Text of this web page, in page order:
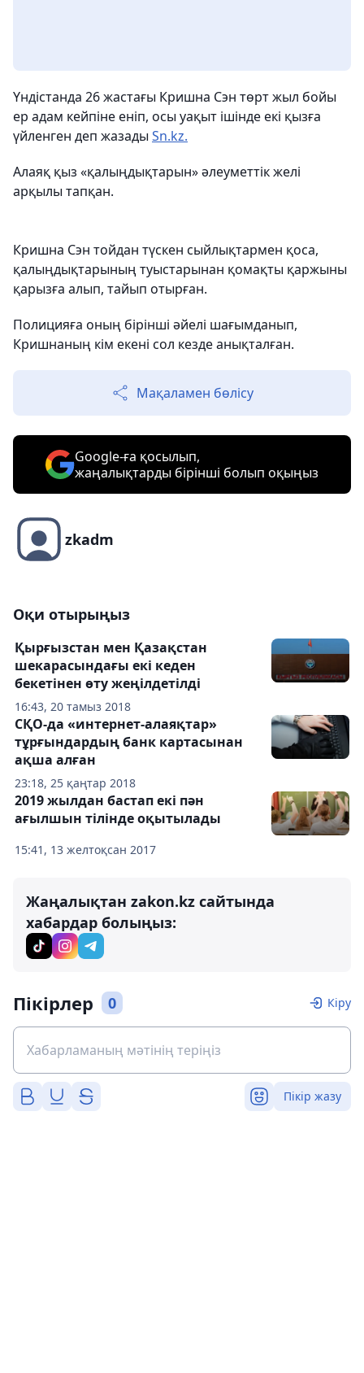
Үндістанда 26 жастағы Кришна Сэн төрт жыл бойы
ер адам кейпіне еніп, осы уақыт ішінде екі қызға
үйленген деп жазады Sn.kz.
Алаяқ қыз «қалыңдықтарын» әлеуметтік желі
арқылы тапқан.
Кришна Сэн тойдан түскен сыйлықтармен қоса,
қалыңдықтарының туыстарынан қомақты қаржыны
қарызға алып, тайып отырған.
Полицияға оның бірінші әйелі шағымданып,
Кришнаның кім екені сол кезде анықталған.
Мақаламен бөлісу
Google-ға қосылып,
жаңалықтарды бірінші болып оқыңыз
zkadm
Оқи отырыңыз
16:43, 20 тамыз 2018
Қырғызстан мен Қазақстан
шекарасындағы екі кеден
бекетінен өту жеңілдетілді
23:18, 25 қаңтар 2018
СҚО-да «интернет-алаяқтар»
тұрғындардың банк картасынан
ақша алған
15:41, 13 желтоқсан 2017
2019 жылдан бастап екі пән
ағылшын тілінде оқытылады
Жаңалықтан zakon.kz сайтында
хабардар болыңыз:
Пікірлер 0 Кіру
Пікір жазу